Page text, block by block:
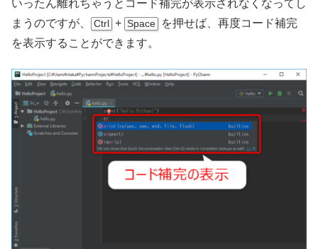
いったん離れちゃうとコード補完が表示されなくなってし
まうのですが、
Ctrl + Space
を押せば、再度コード補完
を表示することができます。